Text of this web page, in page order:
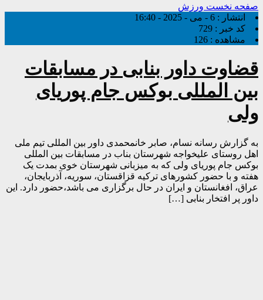
صفحه نخست ورزش
انتشار : 6 - می - 2025 - 16:40
کد خبر : 729
مشاهده : 126
قضاوت داور بنابی در مسابقات
بین المللی بوکس جام پوریای
ولی
به گزارش رسانه نسام، صابر خانمحمدی داور بین المللی تیم ملی
اهل روستای علیخواجه شهرستان بناب در مسابقات بین المللى
بوكس جام پوریای ولی که به میزبانی شهرستان خوی بمدت یک
هفته و با حضور کشورهای ترکیه قزاقستان، سوریه، آذربایجان،
عراق، افغانستان و ایران در حال برگزاری می باشد،حضور دارد. این
داور پر افتخار بنابی […]